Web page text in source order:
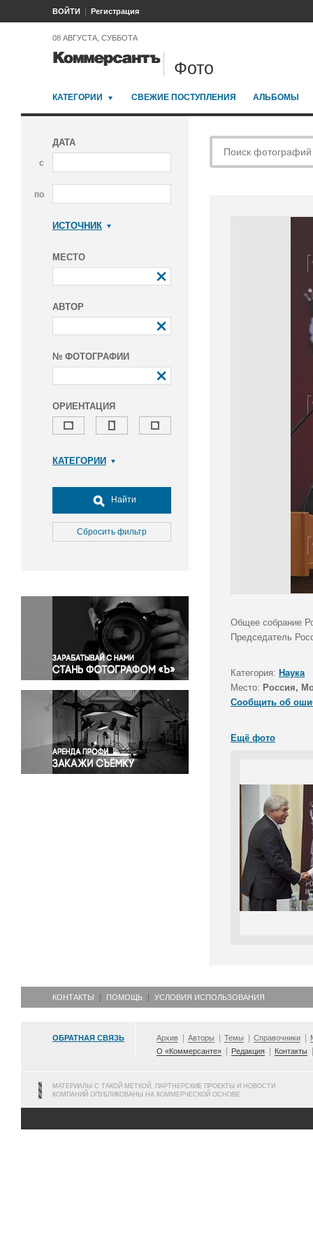
ВОЙТИ Регистрация
08 АВГУСТА, СУББОТА
Фото
КАТЕГОРИИ СВЕЖИЕ ПОСТУПЛЕНИЯ АЛЬБОМЫ
ДАТА
с
по
ИСТОЧНИК
МЕСТО
АВТОР
№ ФОТОГРАФИИ
ОРИЕНТАЦИЯ
КАТЕГОРИИ
Досуг, туризм и отдых
Культура
Медицина
Окружающая среда
Политика
Правосудие
Происшествия и конфликты
Религия
Светская жизнь
Спорт
Экология
Экономика и бизнес
Найти
Сбросить фильтр
Общее собрание
Председатель
Категория: Наука
Место: Россия,
Сообщить об
Ещё фото
КОНТАКТЫ ПОМОЩЬ УСЛОВИЯ ИСПОЛЬЗОВАНИЯ
ОБРАТНАЯ СВЯЗЬ Архив Авторы Темы Справочники
О «Коммерсанте»
Редакция Контакты
МАТЕРИАЛЫ С ТАКОЙ МЕТКОЙ, ПАРТНЕРСКИЕ ПРОЕКТЫ И НОВОСТИ
КОМПАНИЙ ОПУБЛИКОВАНЫ НА КОММЕРЧЕСКОЙ ОСНОВЕ